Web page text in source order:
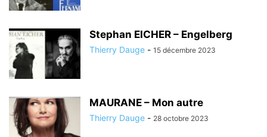
Stephan EICHER – Engelberg
Thierry Dauge - 15 décembre 2023
MAURANE – Mon autre
Thierry Dauge - 28 octobre 2023